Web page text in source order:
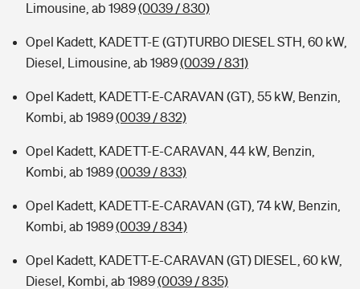
Limousine, ab 1989(0039 / 830)
Opel Kadett, KADETT-E (GT)TURBO DIESEL STH, 60 kW,
Diesel, Limousine, ab 1989(0039 / 831)
Opel Kadett, KADETT-E-CARAVAN (GT), 55 kW, Benzin,
Kombi, ab 1989(0039 / 832)
Opel Kadett, KADETT-E-CARAVAN, 44 kW, Benzin,
Kombi, ab 1989(0039 / 833)
Opel Kadett, KADETT-E-CARAVAN (GT), 74 kW, Benzin,
Kombi, ab 1989(0039 / 834)
Opel Kadett, KADETT-E-CARAVAN (GT) DIESEL, 60 kW,
Diesel, Kombi, ab 1989(0039 / 835)